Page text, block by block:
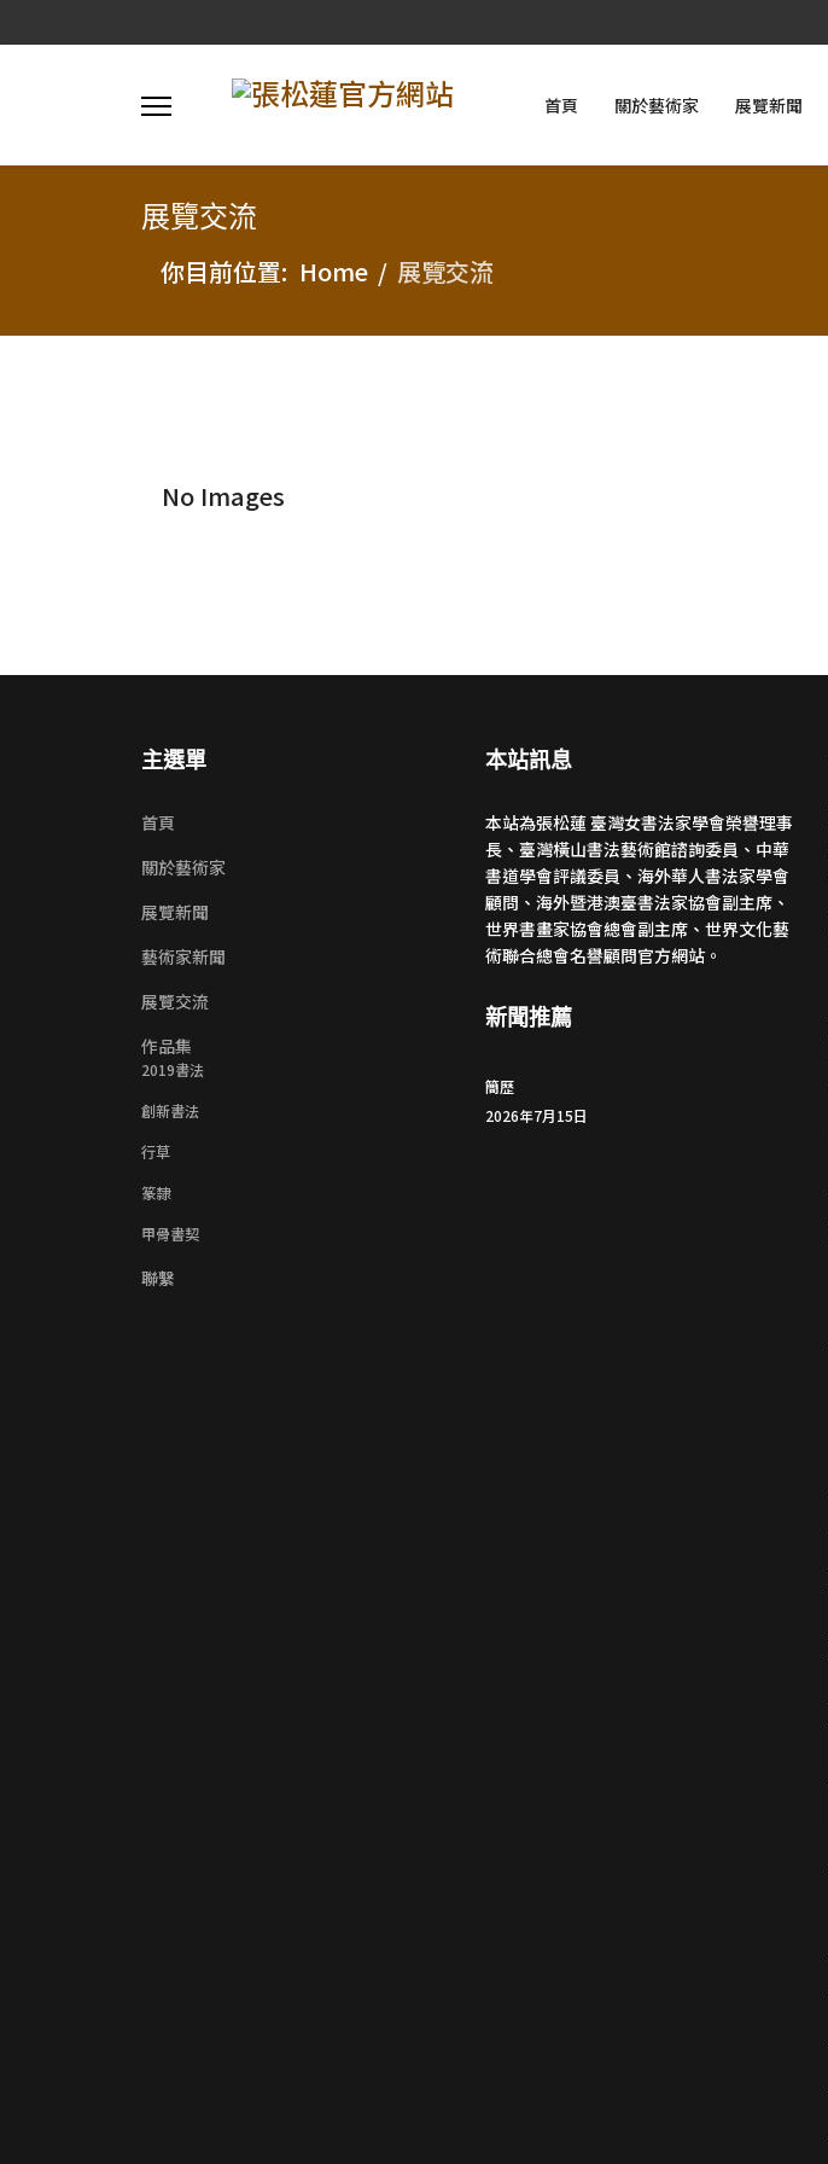
首頁 關於藝術家 展覽新聞
展覽交流
你目前位置: Home 展覽交流
No Images
主選單
首頁
關於藝術家
展覽新聞
藝術家新聞
展覽交流
作品集
2019書法
創新書法
行草
篆隸
甲骨書契
聯繫
本站訊息
本站為張松蓮 臺灣女書法家學會榮譽理事
長、臺灣橫山書法藝術館諮詢委員、中華
書道學會評議委員、海外華人書法家學會
顧問、海外暨港澳臺書法家協會副主席、
世界書畫家協會總會副主席、世界文化藝
術聯合總會名譽顧問官方網站。
新聞推薦
簡歷
2026年7月15日